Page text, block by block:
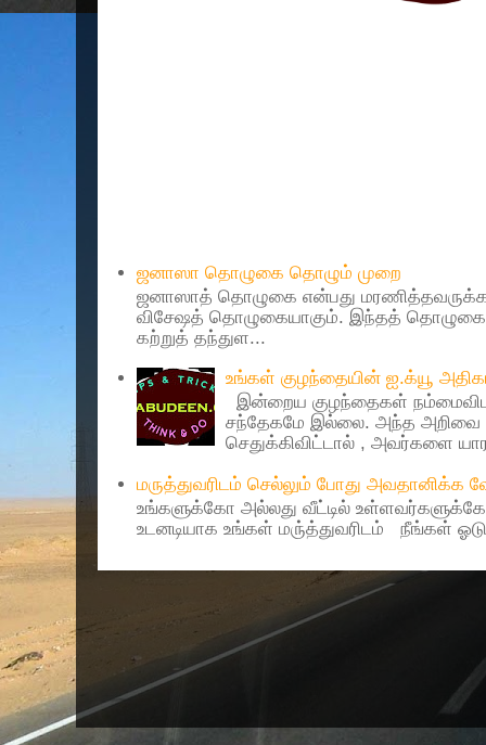
ஜனாஸா தொழுகை தொழும் முறை
ஜனாஸாத் தொழுகை என்பது
விசேஷத் தொழுகையாகும். இந்தத்
கற்றுத் தந்துள...
உங்கள் குழந்தையின் ஐ.க்யூ
இன்றைய குழந்தைகள்
சந்தேகமே இல்லை. அந்த
செதுக்கிவிட்டால் , அவர்களை
மருத்துவரிடம் செல்லும் போது அவதானிக்க
உங்களுக்கோ அல்லது வீட்டில்
உடனடியாக உங்கள் மரு்த்துவரிடம் நீங்கள்